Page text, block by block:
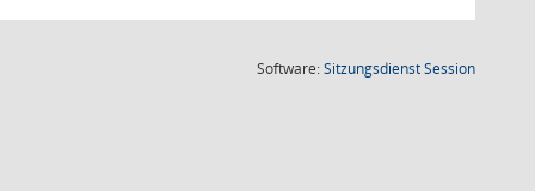
Software:SitzungsdienstSession(Wird in